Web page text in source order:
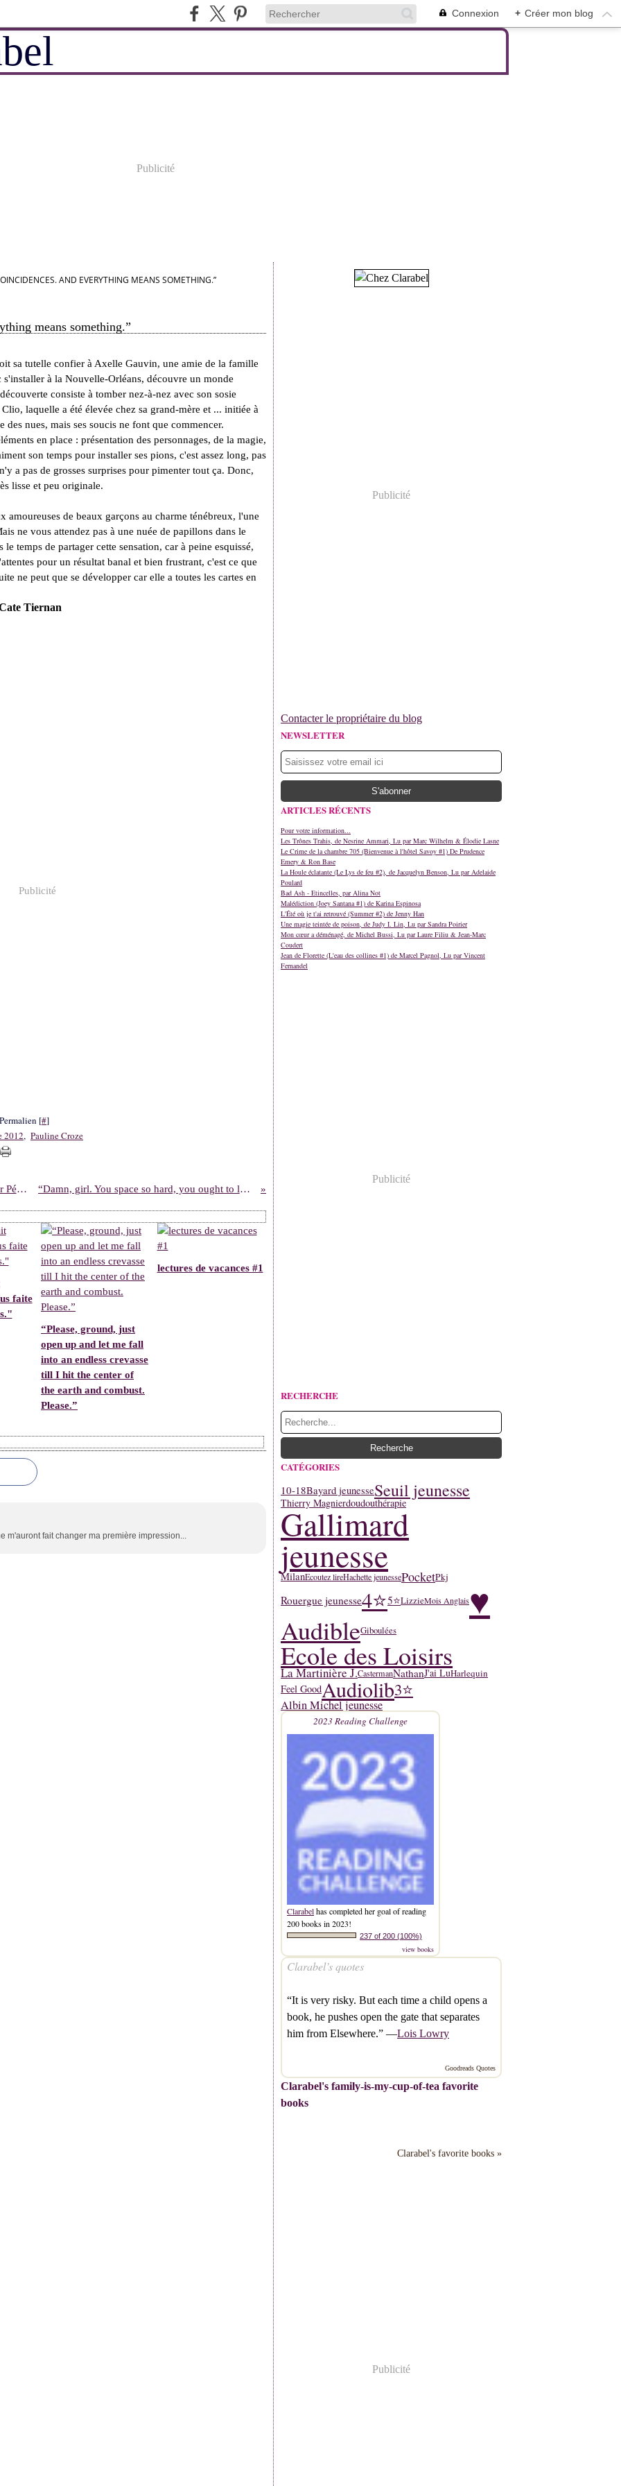
Connexion + Créer mon blog
Publicité
AND EVERYTHING MEANS SOMETHING.”
means something.”
sa tutelle confier à Axelle Gauvin, une amie de la famille
à la Nouvelle-Orléans, découvre un monde
consiste à tomber nez-à-nez avec son sosie
laquelle a été élevée chez sa grand-mère et ... initiée à
nues, mais ses soucis ne font que commencer.
en place : présentation des personnages, de la magie,
son temps pour installer ses pions, c'est assez long, pas
a pas de grosses surprises pour pimenter tout ça. Donc,
lisse et peu originale.
amoureuses de beaux garçons au charme ténébreux, l'une
ne vous attendez pas à une nuée de papillons dans le
temps de partager cette sensation, car à peine esquissé,
pour un résultat banal et bien frustrant, c'est ce que
ne peut que se développer car elle a toutes les cartes en
Tiernan
Publicité
[#]
2012, Pauline Croze
L'histoire du soir #31 : Le petit Cépou, par Pépito Matéo & Bruno Heitz “Damn, girl. You space so hard, you ought to look into a career at NASA.”
faite
“Please, ground, just
open up and let me fall
into an endless crevasse
till I hit the center of
the earth and combust.
Please.”
lectures de vacances #1
m'auront fait changer ma première impression...
Publicité
Contacter le propriétaire du blog
NEWSLETTER
ARTICLES RÉCENTS
Pour votre information...
Les Trônes Trahis, de Nesrine Ammari, Lu par Marc Wilhelm & Élodie Lasne
Le Crime de la chambre 705 (Bienvenue à l'hôtel Savoy #1) De Prudence
Emery & Ron Base
La Houle éclatante (Le Lys de feu #2), de Jacquelyn Benson, Lu par Adelaide
Poulard
Bad Ash - Etincelles, par Alina Not
Malédiction (Joey Santana #1) de Karina Espinosa
L'Été où je t'ai retrouvé (Summer #2) de Jenny Han
Une magie teintée de poison, de Judy I. Lin, Lu par Sandra Poirier
Mon cœur a déménagé, de Michel Bussi, Lu par Laure Filiu & Jean-Marc
Coudert
Jean de Florette (L'eau des collines #1) de Marcel Pagnol, Lu par Vincent
Fernandel
Publicité
RECHERCHE
CATÉGORIES
10-18Bayard jeunesseSeuil jeunesse
Thierry Magnierdoudouthérapie
Gallimard
jeunesse
MilanEcoutez lireHachette jeunessePocketPkj
Rouergue jeunesse4⭐5⭐LizzieMois Anglais♥
AudibleGiboulées
Ecole des Loisirs
La Martinière J.CastermanNathanJ'ai LuHarlequin
Feel GoodAudiolib3⭐
Albin Michel jeunesse
2023 Reading Challenge
Clarabelhas completed her goal of reading
200 books in 2023!
237 of 200 (100%)
view books
Clarabel’s quotes
“It is very risky. But each time a child opens a
book, he pushes open the gate that separates
him from Elsewhere.” —Lois Lowry
Goodreads Quotes
Clarabel's family-is-my-cup-of-tea favorite
books
Clarabel's favorite books »
Publicité